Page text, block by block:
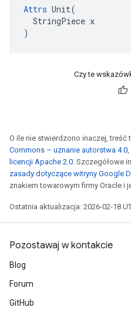
Attrs Unit(
  StringPiece x
)
Czy te
O ile nie stwierdzono inaczej, treść
Commons – uznanie autorstwa 4.0,
licencji Apache 2.0. Szczegółowe
zasady dotyczące witryny Google
znakiem towarowym firmy Oracle
Ostatnia aktualizacja: 2026-02-18
Pozostawaj w kontakcie
Blog
Forum
GitHub